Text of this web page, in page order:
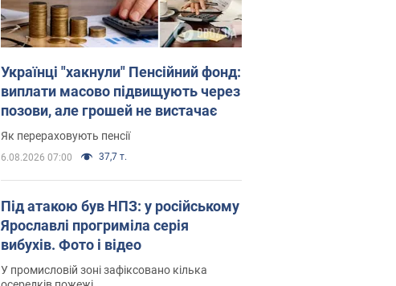
Українці "хакнули" Пенсійний фонд:
виплати масово підвищують через
позови, але грошей не вистачає
Як перераховують пенсії
6.08.2026 07:00 37,7 т.
Під атакою був НПЗ: у російському
Ярославлі прогриміла серія
вибухів. Фото і відео
У промисловій зоні зафіксовано кілька